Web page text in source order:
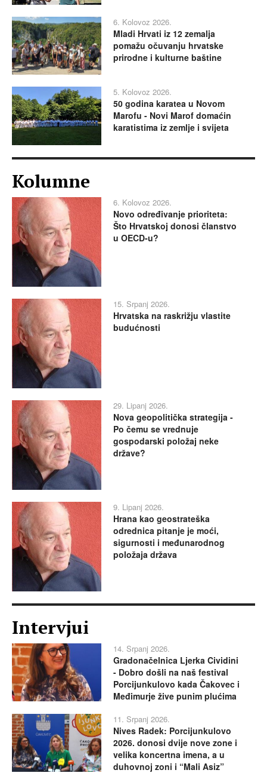
6. Kolovoz 2026.
Mladi Hrvati iz 12 zemalja
pomažu očuvanju hrvatske
prirodne i kulturne baštine
5. Kolovoz 2026.
50 godina karatea u Novom
Marofu - Novi Marof domaćin
karatistima iz zemlje i svijeta
Kolumne
6. Kolovoz 2026.
Novo određivanje prioriteta:
Što Hrvatskoj donosi članstvo
u OECD-u?
15. Srpanj 2026.
Hrvatska na raskrižju vlastite
budućnosti
29. Lipanj 2026.
Nova geopolitička strategija -
Po čemu se vrednuje
gospodarski položaj neke
države?
9. Lipanj 2026.
Hrana kao geostrateška
odrednica pitanje je moći,
sigurnosti i međunarodnog
položaja država
Intervjui
14. Srpanj 2026.
Gradonačelnica Ljerka Cividini
- Dobro došli na naš festival
Porcijunkulovo kada Čakovec i
Međimurje žive punim plućima
11. Srpanj 2026.
Nives Radek: Porcijunkulovo
2026. donosi dvije nove zone i
velika koncertna imena, a u
duhovnoj zoni i “Mali Asiz”